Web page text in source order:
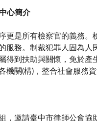
心簡介
是所有檢察官的義務。
務。制裁犯罪人固為人
到扶助與關懷，免於產
關(構)，整合社會服務
，邀請臺中市律師公會協